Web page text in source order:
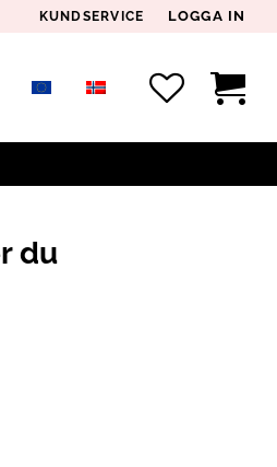
KUNDSERVICE LOGGA IN
du